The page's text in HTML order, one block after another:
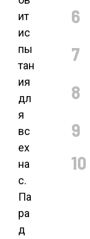
ит
ис
пы
тан
ия
дл
я
вс
ех
на
с.
Па
ра
д